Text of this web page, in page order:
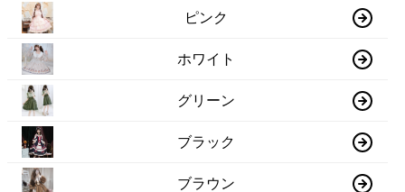
ピンク
ホワイト
グリーン
ブラック
ブラウン